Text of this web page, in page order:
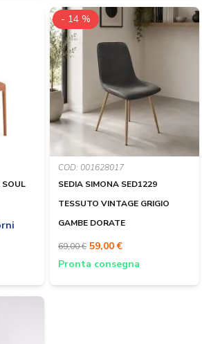
SOUL
COD: 001628017
SEDIA SIMONA SED1229
TESSUTO VINTAGE GRIGIO
GAMBE DORATE
- 14 %
69,00 € 59,00 €
Pronta consegna